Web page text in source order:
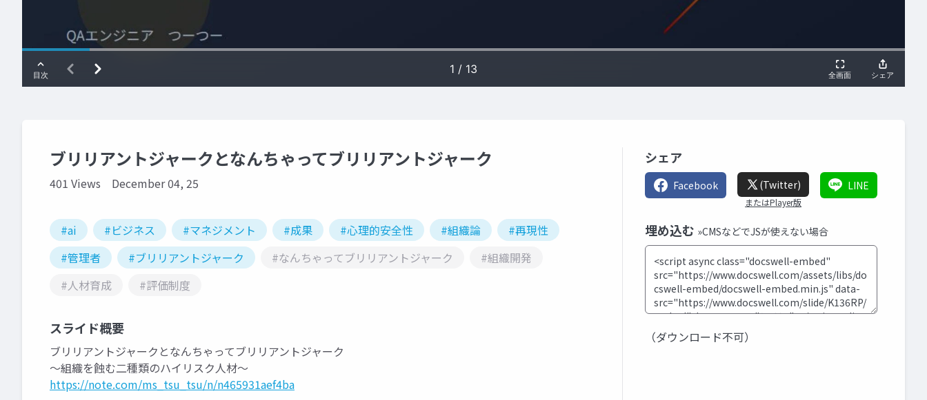
ブリリアントジャークとなんちゃってブリリアントジャーク
401 Views December 04, 25
#ai #ビジネス #マネジメント #成果 #心理的安全性 #組織論
#再現性
#管理者
#ブリリアントジャーク #なんちゃってブリリアントジャーク
#組織開発
#人材育成
#評価制度
スライド概要
ブリリアントジャークとなんちゃってブリリアントジャーク
～組織を蝕む二種類のハイリスク人材～
https://note.com/ms_tsu_tsu/n/n465931aef4ba
シェア
Facebook (Twitter)
またはPlayer版
LINE
埋め込む »CMSなどでJSが使えない場合
（ダウンロード不可）